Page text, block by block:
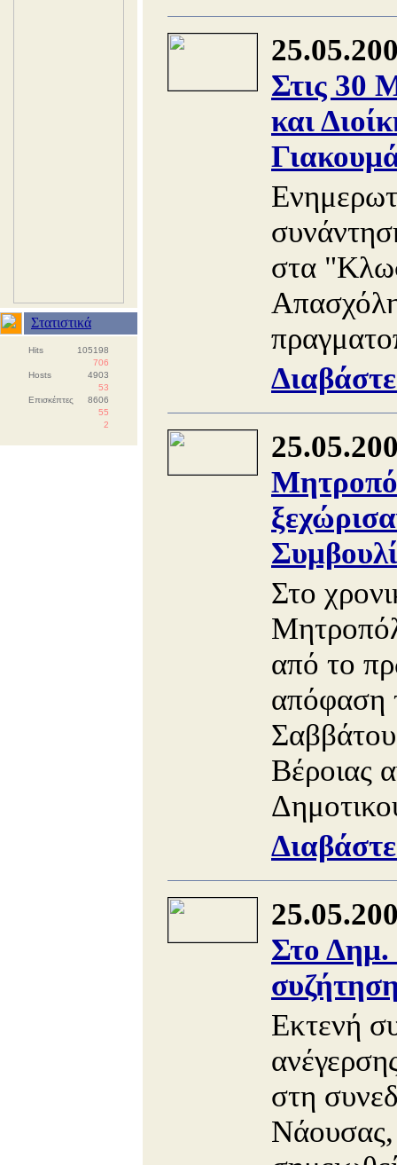
Στατιστικά
Hits
105198
706
Hosts
4903
53
Επισκέπτες
8606
55
2
Στις 30
και
στα
Στο
από το
απόφαση
Βέροιας
Στο
Εκτενή
στη
Νάουσας,